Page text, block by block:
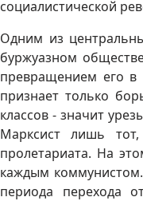
социалистической
Одним из
буржуазном
превращением его в
признает только
классов - значит
Марксист лишь
пролетариата. На
каждым
периода перехода